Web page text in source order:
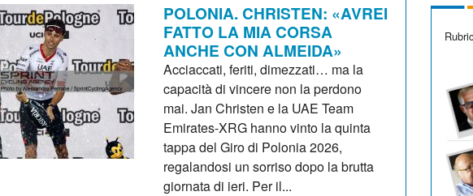
POLONIA. CHRISTEN: «AVREI
FATTO LA MIA CORSA
ANCHE CON ALMEIDA»
Acciaccati, feriti, dimezzati… ma la
capacità di vincere non la perdono
mai. Jan Christen e la UAE Team
Emirates-XRG hanno vinto la quinta
tappa del Giro di Polonia 2026,
regalandosi un sorriso dopo la brutta
giornata di ieri. Per il...